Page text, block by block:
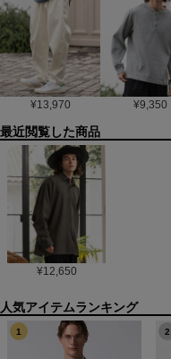
¥13,970 ¥9,350
最近閲覧した商品
¥12,650
1 2